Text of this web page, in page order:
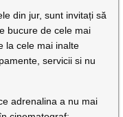
din jur, sunt invitați să
bucure de cele mai
la cele mai inalte
servicii si nu
adrenalina a nu mai